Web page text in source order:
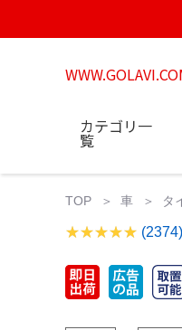
カテゴリ一
覧
TOP 車 タ
(2374)